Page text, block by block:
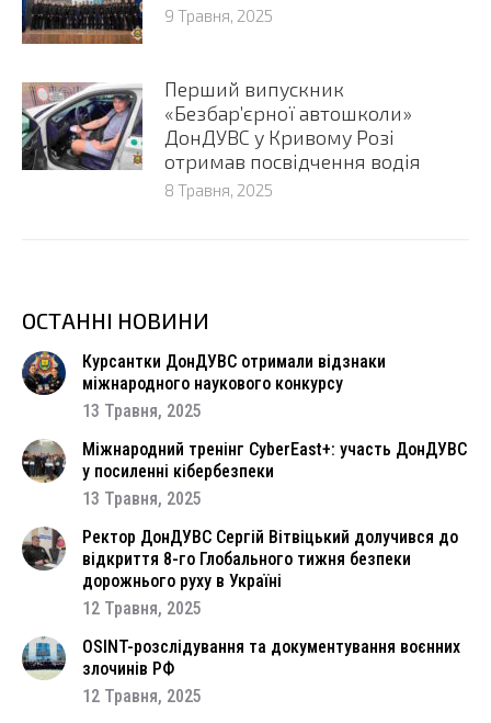
9 Травня, 2025
Перший випускник
«Безбар’єрної автошколи»
ДонДУВС у Кривому Розі
отримав посвідчення водія
8 Травня, 2025
ОСТАННІ НОВИНИ
Курсантки ДонДУВС отримали відзнаки
міжнародного наукового конкурсу
13 Травня, 2025
Міжнародний тренінг CyberEast+: участь ДонДУВС
у посиленні кібербезпеки
13 Травня, 2025
Ректор ДонДУВС Сергій Вітвіцький долучився до
відкриття 8-го Глобального тижня безпеки
дорожнього руху в Україні
12 Травня, 2025
OSINT-розслідування та документування воєнних
злочинів РФ
12 Травня, 2025